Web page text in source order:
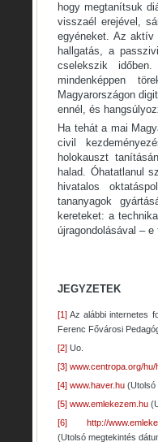
hogy megtanítsuk
visszaél erejével,
egyéneket. Az aktív
hallgatás, a
cselekszik
mindenképpen
Magyarországon
ennél, és
Ha tehát a mai
civil
holokauszt
halad. Óhatatlanul
hivatalos
tananyagok
kereteket: a
újragondolásával –
JEGYZETEK
[1] Az alábbi internetes
Ferenc Fővárosi
[2] Uo.
[3] www.centropa.org/hu/
[4] www.haver.hu (Utolsó
[5] www.emlekezem.hu
[6]
http://
(Utolsó megtekintés